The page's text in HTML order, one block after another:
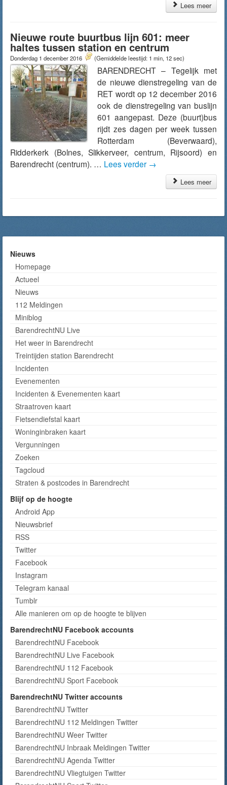
Lees meer
Nieuwe route buurtbus lijn 601: meer
haltes tussen station en centrum
Donderdag 1 december 2016 (Gemiddelde leestijd: 1 min, 12 sec)
BARENDRECHT – Tegelijk met
de nieuwe dienstregeling van de
RET wordt op 12 december 2016
ook de dienstregeling van buslijn
601 aangepast. Deze (buurt)bus
rijdt zes dagen per week tussen
Rotterdam (Beverwaard),
Ridderkerk (Bolnes, Slikkerveer, centrum, Rijsoord) en
Barendrecht (centrum). … Lees verder →
Lees meer
Nieuws
Homepage
Actueel
Nieuws
112 Meldingen
Miniblog
BarendrechtNU Live
Het weer in Barendrecht
Treintijden station Barendrecht
Incidenten
Evenementen
Incidenten & Evenementen kaart
Straatroven kaart
Fietsendiefstal kaart
Woninginbraken kaart
Vergunningen
Zoeken
Tagcloud
Straten & postcodes in Barendrecht
Blijf op de hoogte
Android App
Nieuwsbrief
RSS
Twitter
Facebook
Instagram
Telegram kanaal
Tumblr
Alle manieren om op de hoogte te blijven
BarendrechtNU Facebook accounts
BarendrechtNU Facebook
BarendrechtNU Live Facebook
BarendrechtNU 112 Facebook
BarendrechtNU Sport Facebook
BarendrechtNU Twitter accounts
BarendrechtNU Twitter
BarendrechtNU 112 Meldingen Twitter
BarendrechtNU Weer Twitter
BarendrechtNU Inbraak Meldingen Twitter
BarendrechtNU Agenda Twitter
BarendrechtNU Vliegtuigen Twitter